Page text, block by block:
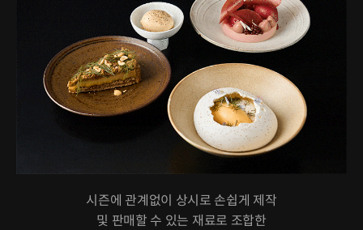
시즌에 관계없이 상시로 손쉽게 제작
및 판매할 수 있는 재료로 조합한